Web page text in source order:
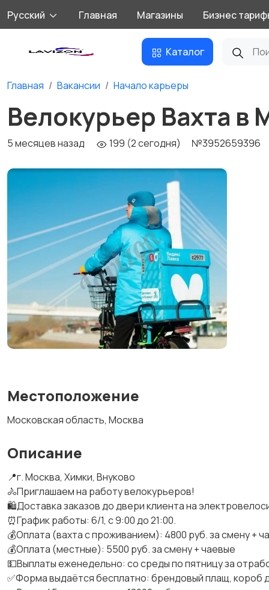
Русский Главная Магазины Бизнес
Каталог
Главная Вакансии Начало карьеры
Велокурьер Вахта в
5 месяцев назад 199 (2 сегодня) №3952659396
Местоположение
Московская область, Москва
Описание
📍г. Москва, Химки, Внуково
🚴Приглашаем на работу велокурьеров!
🛍️Доставка заказов до двери клиента на
⏰График работы: 6/1, с 9:00 до 21:00.
💰Оплата (вахта с проживанием): 4800 руб. за смену +
💰Оплата (местные): 5500 руб. за смену + чаевые
💵Выплаты еженедельно: со среды по пятницу за
✅Форма выдаётся бесплатно: брендовый плащ, короб